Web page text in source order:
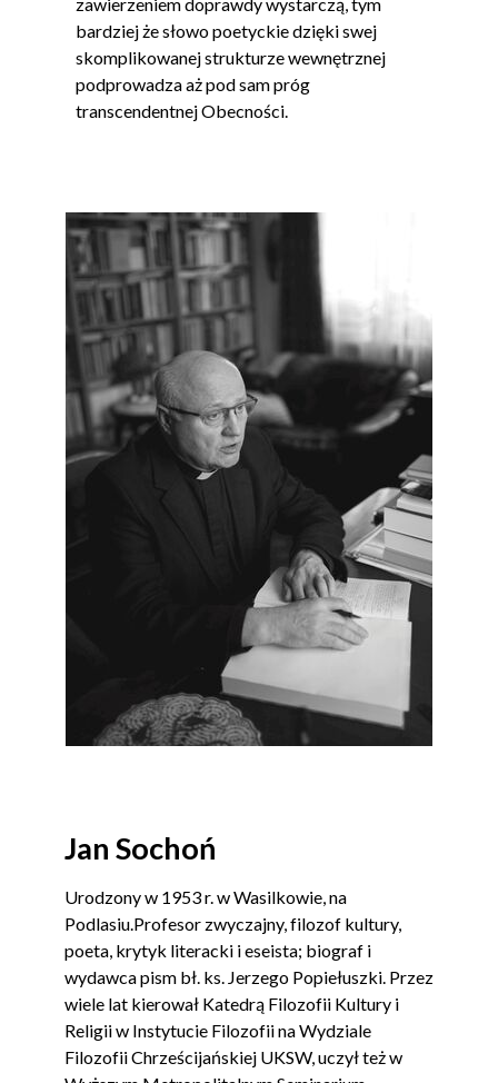
zawierzeniem doprawdy wystarczą, tym
bardziej że słowo poetyckie dzięki swej
skomplikowanej strukturze wewnętrznej
podprowadza aż pod sam próg
transcendentnej Obecności.
Jan Sochoń
Urodzony w 1953 r. w Wasilkowie, na
Podlasiu.Profesor zwyczajny, filozof kultury,
poeta, krytyk literacki i eseista; biograf i
wydawca pism bł. ks. Jerzego Popiełuszki. Przez
wiele lat kierował Katedrą Filozofii Kultury i
Religii w Instytucie Filozofii na Wydziale
Filozofii Chrześcijańskiej UKSW, uczył też w